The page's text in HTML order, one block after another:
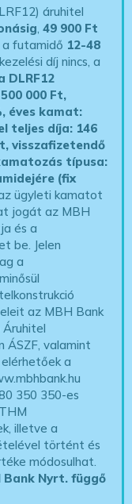
áruhitel
,49 900 Ft
futamidő 12-48
díj nincs, a
DLRF12
000 Ft,
éves kamat:
teljes díja: 146
visszafizetendő
típusa:
(fix
ügyleti kamatot
jogát az MBH
és a
be. Jelen
a
az MBH Bank
ÁSZF, valamint
a
350 350-es
illetve a
történt és
módosulhat.
Bank Nyrt. függő